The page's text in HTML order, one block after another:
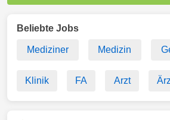
Beliebte Jobs
Mediziner Medizin
Klinik FA Arzt